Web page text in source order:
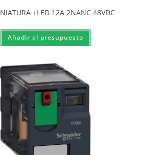
+LED 12A 2NANC 48VDC